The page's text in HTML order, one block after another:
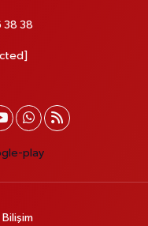
38 38
Bilişim